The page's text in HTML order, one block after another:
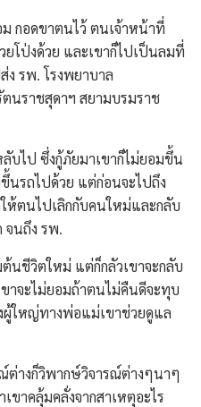
กอดขาตนไว้ ตนเจ้าหน้าที่
โป่งด้วย และเขาก็ไปเป็นลมที่
ง รพ. โรงพยาบาล
นราชสุดาฯ สยามบรมราช
บไป ซึ่งกู้ภัยมาเขาก็ไม่ยอมขึ้น
นรถไปด้วย แต่ก่อนจะไปถึง
ห้ตนไปเลิกกับคนใหม่และกลับ
จนถึง รพ.
นชีวิตใหม่ แต่ก็กลัวเขาจะกลับ
าจะไม่ยอมถ้าตนไม่คืนดีจะทุบ
ใหญ่ทางพ่อแม่เขาช่วยดูแล
ต่างก็วิพากษ์วิจารณ์ต่างๆนาๆ
ขาคลุ้มคลั่งจากสาเหตุอะไร